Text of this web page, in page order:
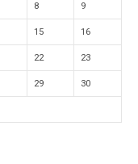
8 9
15 16
22 23
29 30